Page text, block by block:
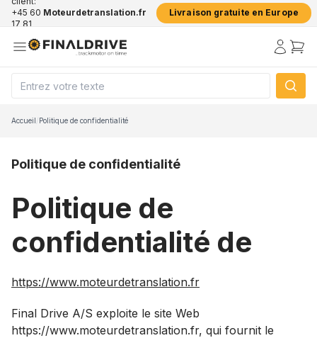
+45 60
17 81
Moteurdetranslation.fr Livraison gratuite en Europe
Accueil/Politique de confidentialité
Politique de confidentialité
Politique de
confidentialité de
https://www.moteurdetranslation.fr
Final Drive A/S exploite le site Web
https://www.moteurdetranslation.fr, qui fournit le